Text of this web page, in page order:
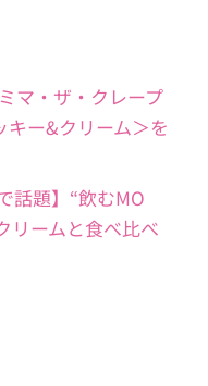
マ・ザ・クレープ
ー&クリーム＞を
話題】“飲むMO
リームと食べ比べ